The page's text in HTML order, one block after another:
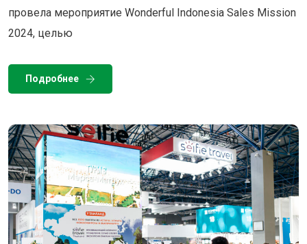
провела мероприятие Wonderful Indonesia Sales Mission
2024, целью
Подробнее